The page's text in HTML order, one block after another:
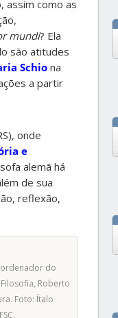
assim como as
mundi? Ela
são atitudes
Schio na
a partir
onde
e
alemã há
de sua
reflexão,
do
Roberto
Foto: Ítalo